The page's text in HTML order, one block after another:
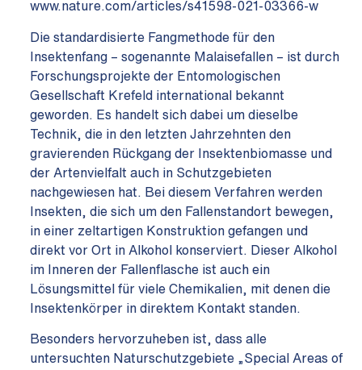
www.nature.com/articles/s41598-021-03366-w
Die standardisierte Fangmethode für den
Insektenfang – sogenannte Malaisefallen – ist durch
Forschungsprojekte der Entomologischen
Gesellschaft Krefeld international bekannt
geworden. Es handelt sich dabei um dieselbe
Technik, die in den letzten Jahrzehnten den
gravierenden Rückgang der Insektenbiomasse und
der Artenvielfalt auch in Schutzgebieten
nachgewiesen hat. Bei diesem Verfahren werden
Insekten, die sich um den Fallenstandort bewegen,
in einer zeltartigen Konstruktion gefangen und
direkt vor Ort in Alkohol konserviert. Dieser Alkohol
im Inneren der Fallenflasche ist auch ein
Lösungsmittel für viele Chemikalien, mit denen die
Insektenkörper in direktem Kontakt standen.
Besonders hervorzuheben ist, dass alle
untersuchten Naturschutzgebiete „Special Areas of